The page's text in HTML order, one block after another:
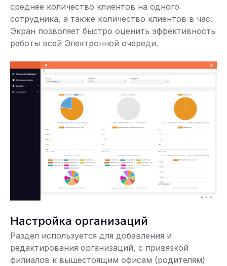
среднее количество клиентов на одного
сотрудника, а также количество клиентов в час.
Экран позволяет быстро оценить эффективность
работы всей Электронной очереди.
Настройка организаций
Раздел используется для добавления и
редактирования организаций, с привязкой
филиалов к вышестоящим офисам (родителям)